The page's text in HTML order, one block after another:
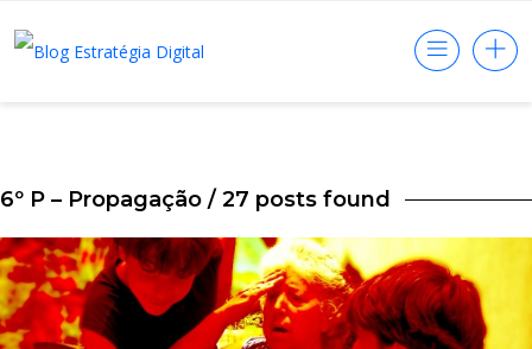
6º P – Propagação / 27 posts found